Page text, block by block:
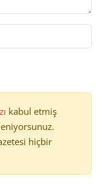
kabul etmiş
hiçbir